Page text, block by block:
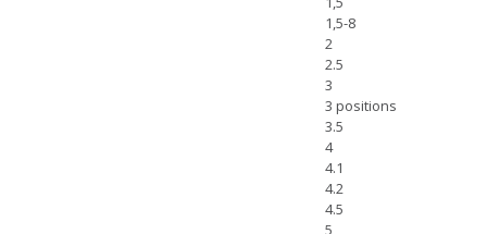
1,5-8
2
2.5
3
3 positions
3.5
4
4.1
4.2
4.5
5